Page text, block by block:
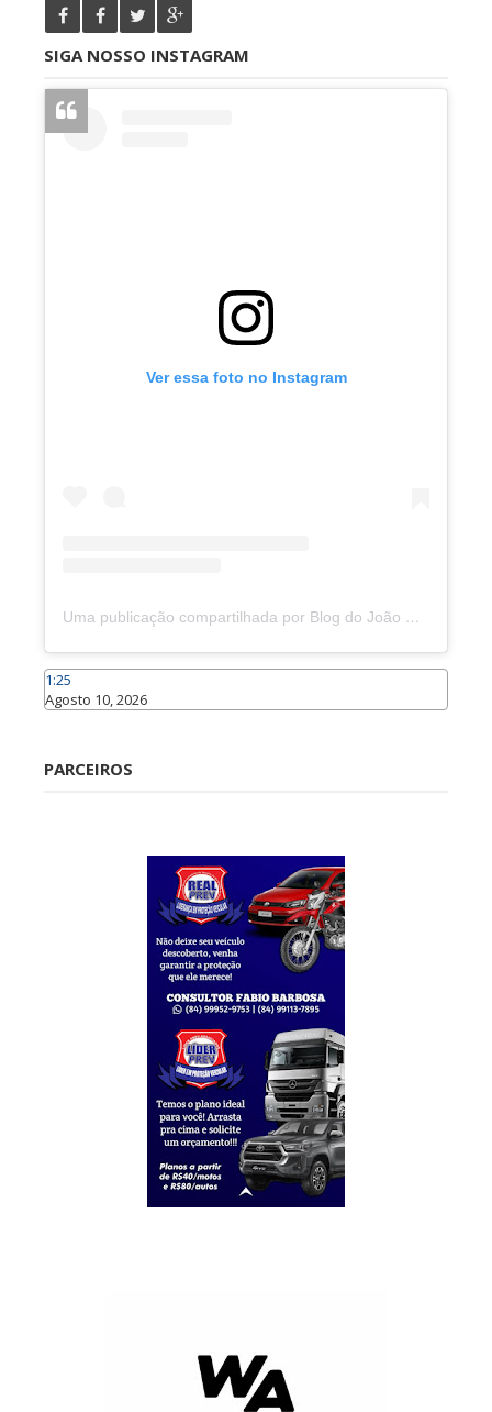
SIGA NOSSO INSTAGRAM
Ver essa foto no Instagram
Uma publicação compartilhada por Blog do João Marcolino (@joaomarcolinoneto)
1:25
Agosto 10, 2026
PARCEIROS